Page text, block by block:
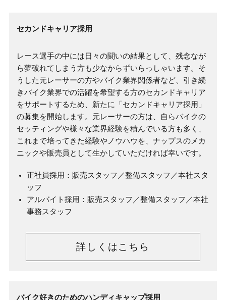
セカンドキャリア採用
レース選手の中には日々の闘いの結果として、残念なが
ら夢破れてしまう方も少なからずいらっしゃいます。そ
うした元レーサーの方やバイク業界関係者など、引き続
きバイク業界での活躍を希望する方のセカンドキャリア
をサポートするため、新たに「セカンドキャリア採用」
の募集を開始します。元レーサーの方は、自らバイクの
セッティングや様々な業界経験を積んでいる方も多く、
これまで培ってきた経験やノウハウを、ナップスのメカ
ニックや販売員として生かしていただければ幸いです。
正社員採用：販売スタッフ／整備スタッフ／本社スタ
ッフ
アルバイト採用：販売スタッフ／整備スタッフ／本社
事務スタッフ
詳しくはこちら
バイク好きのためのハンディキャップ採用